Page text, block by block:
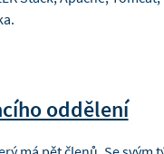
oddělení